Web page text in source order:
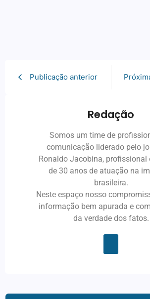
Publicação anterior
Redação
Somos um time de
comunicação liderado pelo
Ronaldo Jacobina, profissional
de 30 anos de atuação na
brasileira.
Neste espaço nosso
informação bem apurada e
da verdade dos fatos.